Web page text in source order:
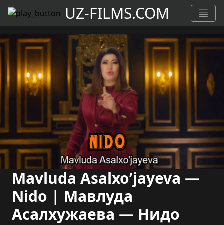
UZ-FILMS.COM
Mavluda Asalxo’jayeva —
Nido | Мавлуда
Асалхужаева — Нидо